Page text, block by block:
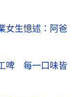
女生憶述：阿爸
啤 每一口味皆